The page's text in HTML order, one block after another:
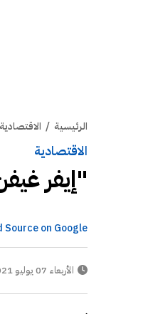
الرئيسية / الاقتصادية
الاقتصادية
"إيفر غيفن"
on Google
الأربعاء 07 يوليو 2021